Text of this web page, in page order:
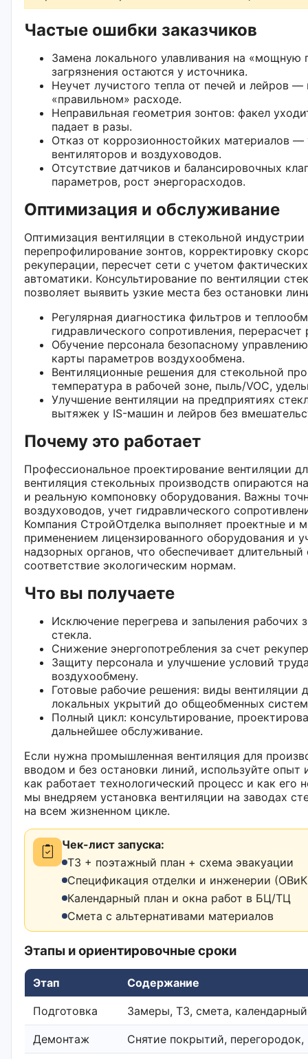
Частые ошибки заказчиков
Замена локального улавливания на «мощную
загрязнения остаются у источника.
Неучет лучистого тепла от печей и лейров
«правильном» расходе.
Неправильная геометрия зонтов: факел
падает в разы.
Отказ от коррозионностойких материалов
вентиляторов и воздуховодов.
Отсутствие датчиков и балансировочных
параметров, рост энергорасходов.
Оптимизация и обслуживание
Оптимизация вентиляции в стекольной
перепрофилирование зонтов, корректировку
рекуперации, пересчет сети с учетом
автоматики. Консультирование по вентиляции
позволяет выявить узкие места без остановки
Регулярная диагностика фильтров и
гидравлического сопротивления,
Обучение персонала безопасному
карты параметров воздухообмена.
Вентиляционные решения для стекольной
температура в рабочей зоне, пыль/VOC,
Улучшение вентиляции на предприятиях
вытяжек у IS-машин и лейров без
Почему это работает
Профессиональное проектирование вентиляции
вентиляция стекольных производств опираются
и реальную компоновку оборудования. Важны
воздуховодов, учет гидравлического
Компания СтройОтделка выполняет проектные и
применением лицензированного оборудования и
надзорных органов, что обеспечивает
соответствие экологическим нормам.
Что вы получаете
Исключение перегрева и запыления рабочих
стекла.
Снижение энергопотребления за счет
Защиту персонала и улучшение условий
воздухообмену.
Готовые рабочие решения: виды вентиляции
локальных укрытий до общеобменных
Полный цикл: консультирование,
дальнейшее обслуживание.
Если нужна промышленная вентиляция для
вводом и без остановки линий, используйте опыт
как работает технологический процесс и как его
мы внедряем установка вентиляции на заводах
на всем жизненном цикле.
Чек-лист запуска:
ТЗ + поэтажный план + схема эвакуации
Спецификация отделки и инженерии
Календарный план и окна работ в БЦ/ТЦ
Смета с альтернативами материалов
Этапы и ориентировочные сроки
Этап Содержание
Подготовка Замеры, ТЗ, смета,
Демонтаж Снятие покрытий,